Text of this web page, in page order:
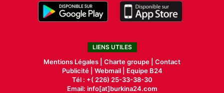
LIENS UTILES
Mentions Légales | Charte groupe | Contact
Publicité| Webmail |
Equipe B24
Tél : +( 226) 25-33-38-30
Email: info[at]burkina24.com